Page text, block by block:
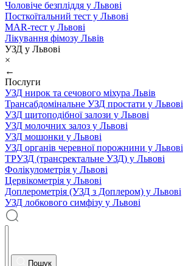
Чоловіче безпліддя у Львові
Посткоїтальний тест у Львові
MAR-тест у Львові
Лікування фімозу Львів
УЗД у Львові
×
←
Послуги
УЗД нирок та сечового міхура Львів
Трансабдомінальне УЗД простати у Львові
УЗД щитоподібної залози у Львові
УЗД молочних залоз у Львові
УЗД мошонки у Львові
УЗД органів черевної порожнини у Львові
ТРУЗД (трансректальне УЗД) у Львові
Фолікулометрія у Львові
Цервікометрія у Львові
Доплерометрія (УЗД з Доплером) у Львові
УЗД лобкового симфізу у Львові
Пошук